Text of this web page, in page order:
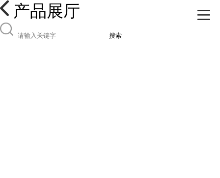
产品展厅
搜索